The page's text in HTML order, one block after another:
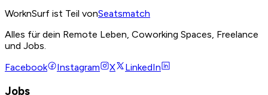
WorknSurf ist Teil vonSeatsmatch
Alles für dein Remote Leben, Coworking Spaces, Freelance
und Jobs.
Facebook
Instagram X LinkedIn
Jobs